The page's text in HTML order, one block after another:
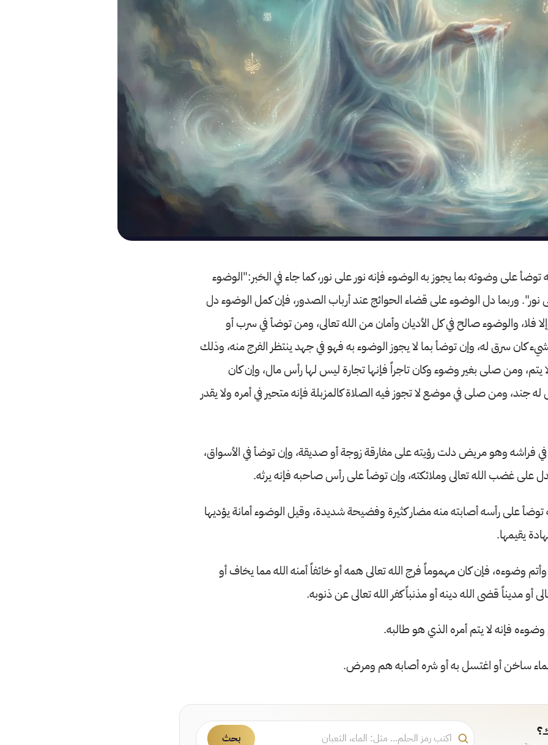
توضأ على وضوئه بما يجوز به الوضوء فإنه نور على نور، كما جاء في الخبر:"الوضوء
نور". وربما دل الوضوء على قضاء الحوائج عند أرباب الصدور، فإن كمل الوضوء دل
فلا، والوضوء صالح في كل الأديان وأمان من الله تعالى، ومن توضأ في سرب أو
كان سرق له، وإن توضأ بما لا يجوز الوضوء به فهو في جهد ينتظر الفرج منه، وذلك
يتم، ومن صلى بغير وضوء وكان تاجراً فإنها تجارة ليس لها رأس مال، وإن كان
جند، ومن صلى في موضع لا تجوز فيه الصلاة كالمزبلة فإنه متحير في أمره ولا يقدر
فراشه وهو مريض دلت رؤيته على مفارقة زوجة أو صديقة، وإن توضأ في الأسواق،
على غضب الله تعالى وملائكته، وإن توضأ على رأس صاحبه فإنه يرثه.
على رأسه أصابته منه مضار كثيرة وفضيحة شديدة، وقيل الوضوء أمانة يؤديها
يقيمها.
وضوءه، فإن كان مهموماً فرج الله تعالى همه أو خائفاً أمنه الله مما يخاف أو
أو مديناً قضى الله دينه أو مذنباً كفر الله تعالى عن ذنوبه.
فإنه لا يتم أمره الذي هو طالبه.
ساخن أو اغتسل به أو شره أصابه هم ومرض.
بحث